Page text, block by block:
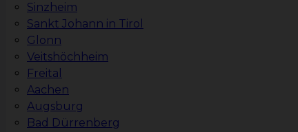
Sinzheim
Sankt Johann in Tirol
Glonn
Veitshöchheim
Freital
Aachen
Augsburg
Bad Dürrenberg